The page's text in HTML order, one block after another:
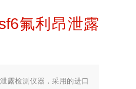
氟利昂泄露
露检测仪器，采用的进口